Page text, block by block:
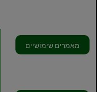
מאמרים שימושיים